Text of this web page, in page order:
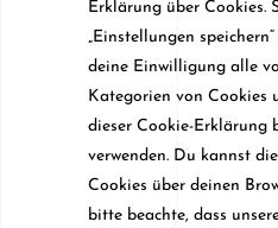
Erklärung über Cookies.
„Einstellungen
deine Einwilligung alle
Kategorien von Cookies
dieser Cookie-Erklärung
verwenden. Du kannst
Cookies über deinen
bitte beachte, dass